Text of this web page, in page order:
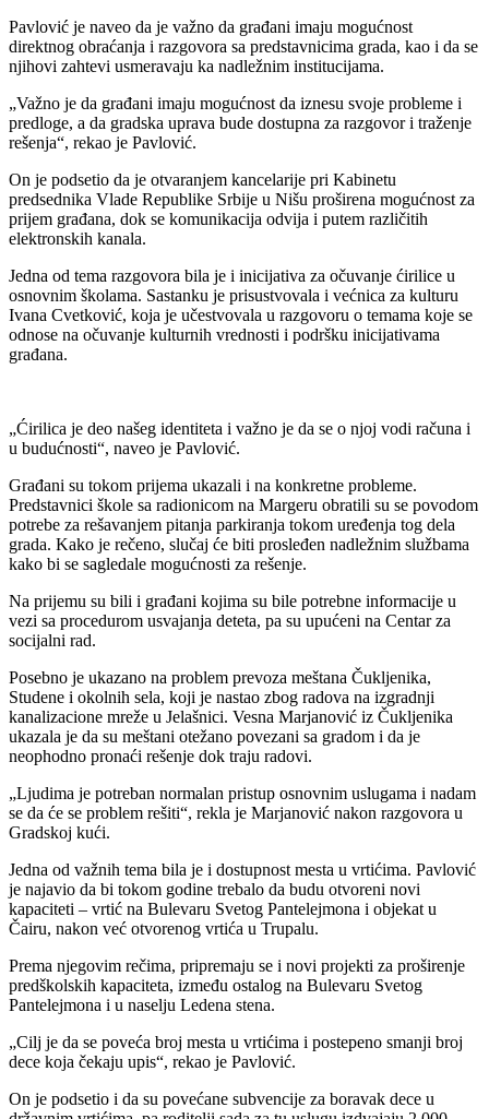
Pavlović je naveo da je važno da građani imaju mogućnost
direktnog obraćanja i razgovora sa predstavnicima grada, kao i da se
njihovi zahtevi usmeravaju ka nadležnim institucijama.
„Važno je da građani imaju mogućnost da iznesu svoje probleme i
predloge, a da gradska uprava bude dostupna za razgovor i traženje
rešenja“, rekao je Pavlović.
On je podsetio da je otvaranjem kancelarije pri Kabinetu
predsednika Vlade Republike Srbije u Nišu proširena mogućnost za
prijem građana, dok se komunikacija odvija i putem različitih
elektronskih kanala.
Jedna od tema razgovora bila je i inicijativa za očuvanje ćirilice u
osnovnim školama. Sastanku je prisustvovala i većnica za kulturu
Ivana Cvetković, koja je učestvovala u razgovoru o temama koje se
odnose na očuvanje kulturnih vrednosti i podršku inicijativama
građana.
„Ćirilica je deo našeg identiteta i važno je da se o njoj vodi računa i
u budućnosti“, naveo je Pavlović.
Građani su tokom prijema ukazali i na konkretne probleme.
Predstavnici škole sa radionicom na Margeru obratili su se povodom
potrebe za rešavanjem pitanja parkiranja tokom uređenja tog dela
grada. Kako je rečeno, slučaj će biti prosleđen nadležnim službama
kako bi se sagledale mogućnosti za rešenje.
Na prijemu su bili i građani kojima su bile potrebne informacije u
vezi sa procedurom usvajanja deteta, pa su upućeni na Centar za
socijalni rad.
Posebno je ukazano na problem prevoza meštana Čukljenika,
Studene i okolnih sela, koji je nastao zbog radova na izgradnji
kanalizacione mreže u Jelašnici. Vesna Marjanović iz Čukljenika
ukazala je da su meštani otežano povezani sa gradom i da je
neophodno pronaći rešenje dok traju radovi.
„Ljudima je potreban normalan pristup osnovnim uslugama i nadam
se da će se problem rešiti“, rekla je Marjanović nakon razgovora u
Gradskoj kući.
Jedna od važnih tema bila je i dostupnost mesta u vrtićima. Pavlović
je najavio da bi tokom godine trebalo da budu otvoreni novi
kapaciteti – vrtić na Bulevaru Svetog Pantelejmona i objekat u
Čairu, nakon već otvorenog vrtića u Trupalu.
Prema njegovim rečima, pripremaju se i novi projekti za proširenje
predškolskih kapaciteta, između ostalog na Bulevaru Svetog
Pantelejmona i u naselju Ledena stena.
„Cilj je da se poveća broj mesta u vrtićima i postepeno smanji broj
dece koja čekaju upis“, rekao je Pavlović.
On je podsetio i da su povećane subvencije za boravak dece u